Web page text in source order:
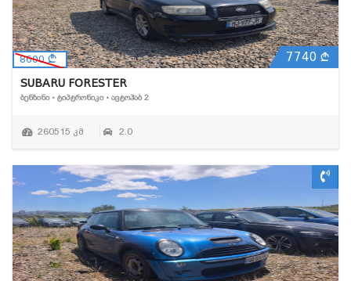
8600 7740
SUBARU FORESTER
ᲑᲔᲜᲖᲘᲜᲘ • ᲢᲘᲞᲢᲠᲝᲜᲘᲙᲘ • ᲐᲕᲢᲝᲰᲐᲑ 2
260515 კმ 2.0